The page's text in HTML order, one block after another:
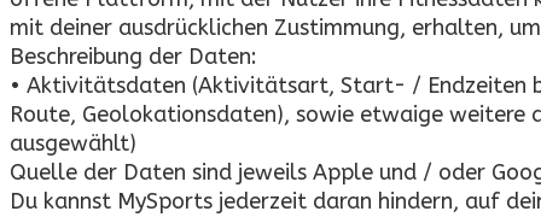
mit deiner ausdrücklichen Zustimmung, erhalten,
Beschreibung der Daten:
• Aktivitätsdaten (Aktivitätsart, Start- / Endzeiten
Route, Geolokationsdaten), sowie etwaige weitere
ausgewählt)
Quelle der Daten sind jeweils Apple und / oder
Du kannst MySports jederzeit daran hindern, auf